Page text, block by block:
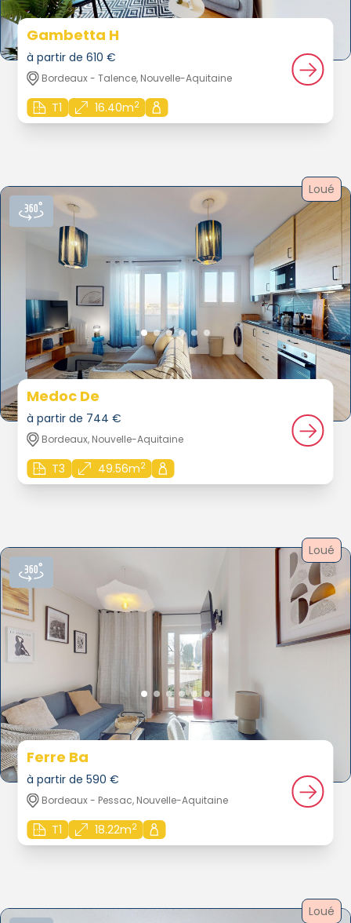
Gambetta H
à partir de 610 €
Bordeaux - Talence, Nouvelle-Aquitaine
T1 16.40m2
Loué
Medoc De
à partir de 744 €
Bordeaux, Nouvelle-Aquitaine
T3 49.56m2
Loué
Ferre Ba
à partir de 590 €
Bordeaux - Pessac, Nouvelle-Aquitaine
T1 18.22m2
Loué